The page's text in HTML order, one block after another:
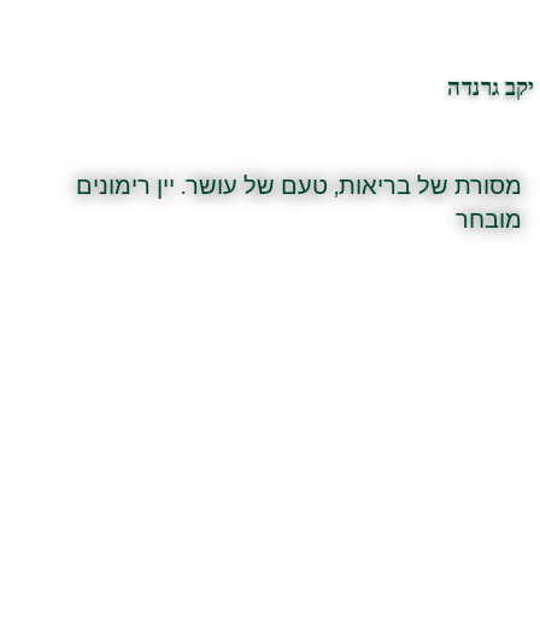
יקב גרנדה
מסורת של בריאות, טעם של עושר. יין רימונים
מובחר